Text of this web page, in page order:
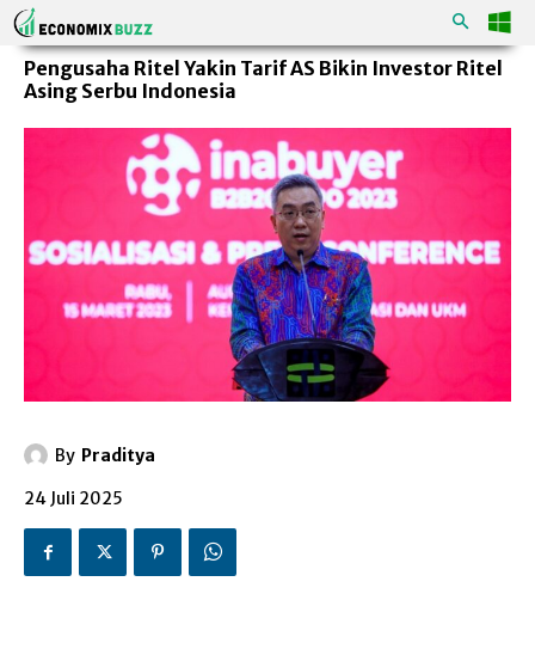
Pengusaha Ritel Yakin Tarif AS Bikin Investor Ritel
Asing Serbu Indonesia
By Praditya
24 Juli 2025